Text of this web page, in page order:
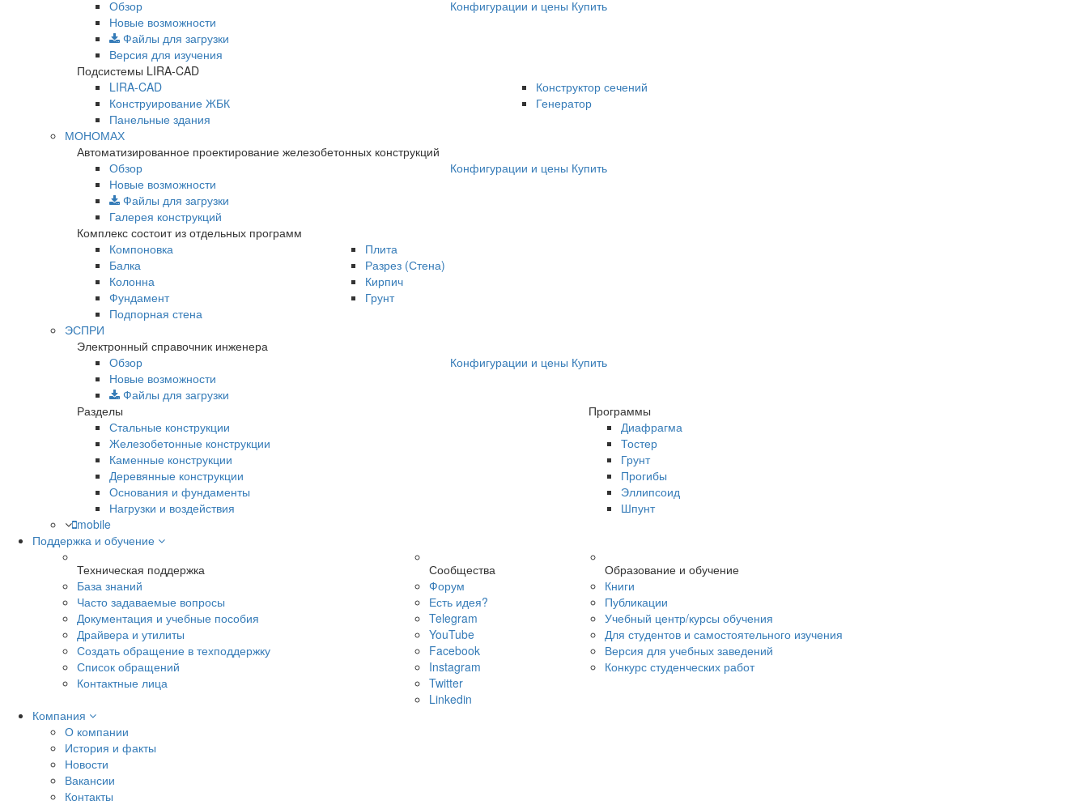
Обзор
Новые возможности
Файлы для загрузки
Версия для изучения
Конфигурации и цены Купить
Подсистемы LIRA-CAD
LIRA-CAD
Конструирование ЖБК
Панельные здания
Конструктор сечений
Генератор
МОНОМАХ
Автоматизированное проектирование железобетонных конструкций
Обзор
Новые возможности
Файлы для загрузки
Галерея конструкций
Конфигурации и цены Купить
Комплекс состоит из отдельных программ
Компоновка
Балка
Колонна
Фундамент
Подпорная стена
Плита
Разрез (Стена)
Кирпич
Грунт
ЭСПРИ
Электронный справочник инженера
Обзор
Новые возможности
Файлы для загрузки
Конфигурации и цены Купить
Разделы
Программы
Стальные конструкции
Железобетонные конструкции
Каменные конструкции
Деревянные конструкции
Основания и фундаменты
Нагрузки и воздействия
Диафрагма
Тостер
Грунт
Прогибы
Эллипсоид
Шпунт
mobile
Поддержка и обучение
Техническая поддержка
База знаний
Часто задаваемые вопросы
Документация и учебные пособия
Драйвера и утилиты
Создать обращение в техподдержку
Список обращений
Контактные лица
Сообщества
Форум
Есть идея?
Telegram
YouTube
Facebook
Instagram
Twitter
Linkedin
Образование и обучение
Книги
Публикации
Учебный центр/курсы обучения
Для студентов и самостоятельного изучения
Версия для учебных заведений
Конкурс студенческих работ
Компания
О компании
История и факты
Новости
Вакансии
Контакты